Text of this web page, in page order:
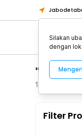
"sandisk
168
Filter
Silakan
dengan